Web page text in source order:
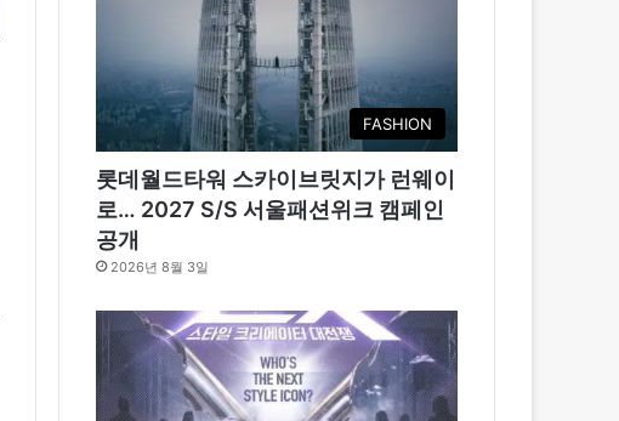
FASHION
롯데월드타워 스카이브릿지가 런웨이
로… 2027 S/S 서울패션위크 캠페인
공개
2026년 8월 3일